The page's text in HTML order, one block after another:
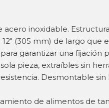
inoxidable.
(305 mm) de largo que
garantizar una fijación
pieza, extraíbles sin
Desmontable
de alimentos de